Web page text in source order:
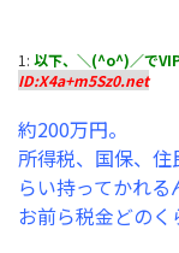
1: 以下、＼(^o^)／で
ID:X4a+m5Sz0.net
約200万円。
所得税、国保、
らい持ってかれる
お前ら税金どのく